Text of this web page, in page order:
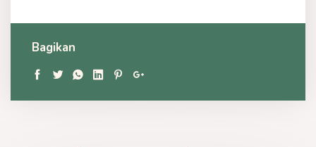
Bagikan